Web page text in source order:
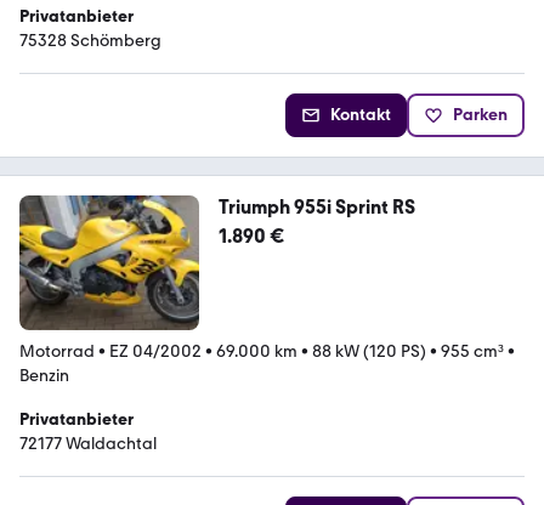
Privatanbieter
75328 Schömberg
Kontakt Parken
Triumph 955i Sprint RS
1.890 €
Motorrad • EZ 04/2002 • 69.000 km • 88 kW (120 PS) • 955 cm³•
Benzin
Privatanbieter
72177 Waldachtal